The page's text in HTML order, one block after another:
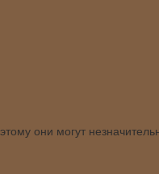
они могут